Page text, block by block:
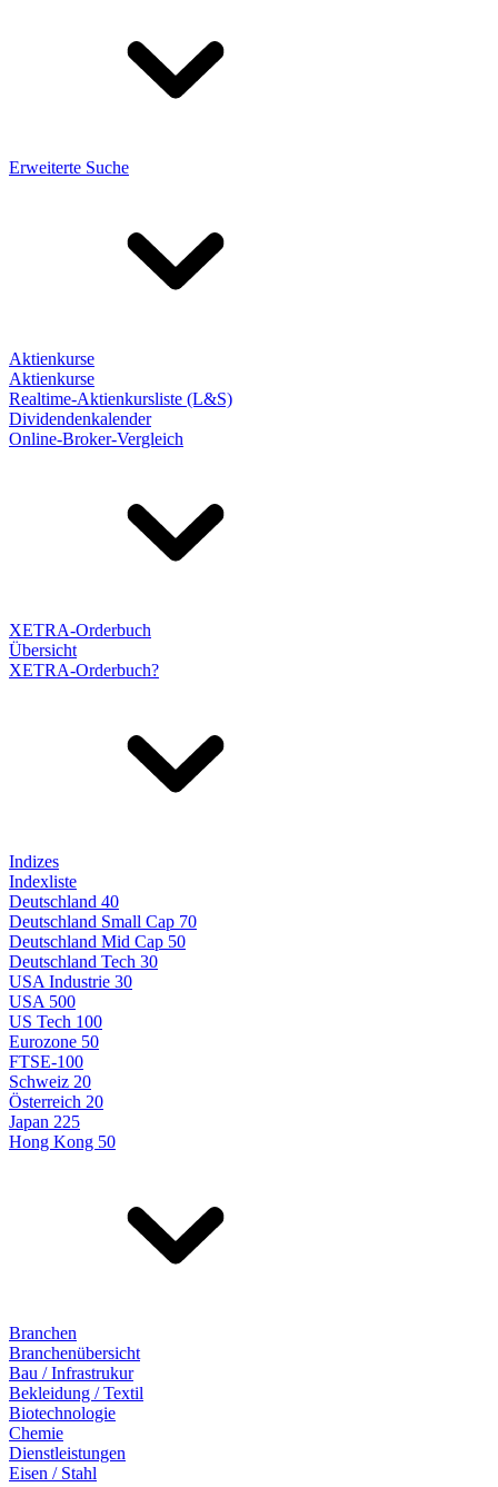
Erweiterte Suche
Aktienkurse
Aktienkurse
Realtime-Aktienkursliste (L&S)
Dividendenkalender
Online-Broker-Vergleich
XETRA-Orderbuch
Übersicht
XETRA-Orderbuch?
Indizes
Indexliste
Deutschland 40
Deutschland Small Cap 70
Deutschland Mid Cap 50
Deutschland Tech 30
USA Industrie 30
USA 500
US Tech 100
Eurozone 50
FTSE-100
Schweiz 20
Österreich 20
Japan 225
Hong Kong 50
Branchen
Branchenübersicht
Bau / Infrastrukur
Bekleidung / Textil
Biotechnologie
Chemie
Dienstleistungen
Eisen / Stahl